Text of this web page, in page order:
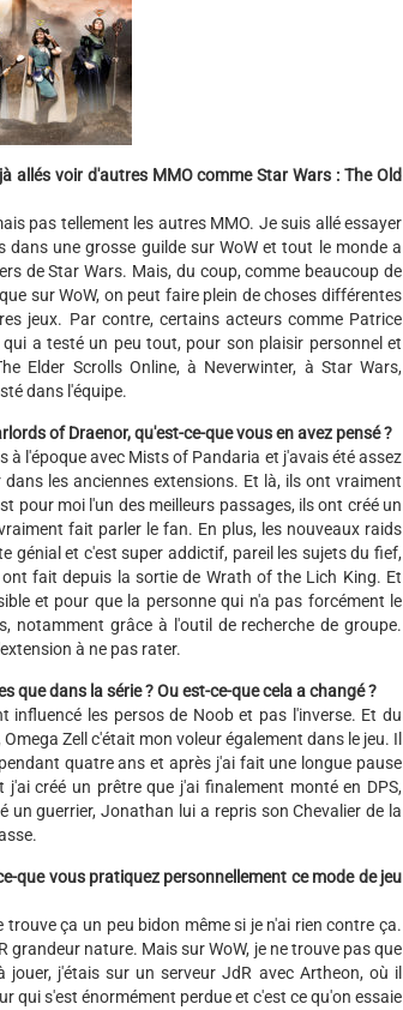
allés voir d'autres MMO comme Star Wars : The Old
pas tellement les autres MMO. Je suis allé essayer
une grosse guilde sur WoW et tout le monde a
de Star Wars. Mais, du coup, comme beaucoup de
sur WoW, on peut faire plein de choses différentes
jeux. Par contre, certains acteurs comme Patrice
a testé un peu tout, pour son plaisir personnel et
Elder Scrolls Online, à Neverwinter, à Star Wars,
dans l'équipe.
of Draenor, qu'est-ce-que vous en avez pensé ?
à l'époque avec Mists of Pandaria et j'avais été assez
les anciennes extensions. Et là, ils ont vraiment
pour moi l'un des meilleurs passages, ils ont créé un
fait parler le fan. En plus, les nouveaux raids
génial et c'est super addictif, pareil les sujets du fief,
fait depuis la sortie de Wrath of the Lich King. Et
et pour que la personne qui n'a pas forcément le
notamment grâce à l'outil de recherche de groupe.
à ne pas rater.
que dans la série ? Ou est-ce-que cela a changé ?
les persos de Noob et pas l'inverse. Et du
Zell c'était mon voleur également dans le jeu. Il
quatre ans et après j'ai fait une longue pause
créé un prêtre que j'ai finalement monté en DPS,
guerrier, Jonathan lui a repris son Chevalier de la
que vous pratiquez personnellement ce mode de jeu
ça un peu bidon même si je n'ai rien contre ça.
grandeur nature. Mais sur WoW, je ne trouve pas que
j'étais sur un serveur JdR avec Artheon, où il
qui s'est énormément perdue et c'est ce qu'on essaie